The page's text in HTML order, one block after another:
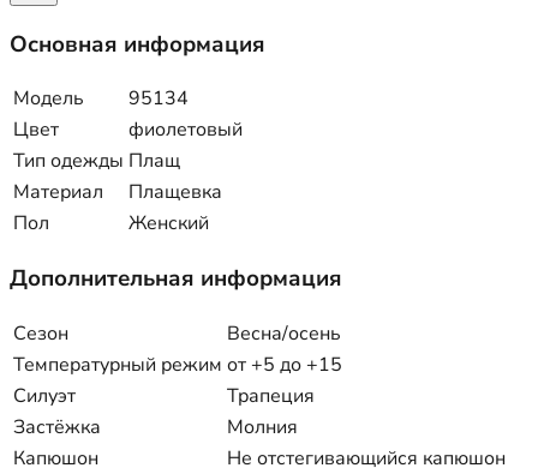
Основная информация
Модель
95134
Цвет
фиолетовый
Тип одежды Плащ
Материал
Плащевка
Пол
Женский
Дополнительная информация
Сезон
Весна/осень
Температурный режим от +5 до +15
Силуэт
Трапеция
Застёжка
Молния
Капюшон
Не отстегивающийся капюшон